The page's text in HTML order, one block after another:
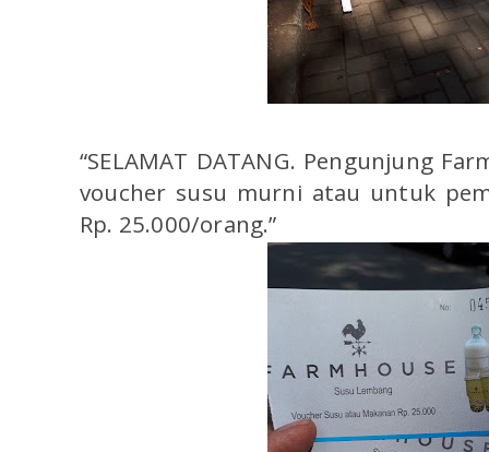
“SELAMAT DATANG. Pengunjung
voucher susu murni atau untuk
Rp. 25.000/orang.”